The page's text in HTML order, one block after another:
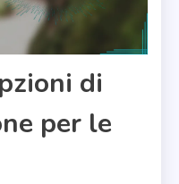
di
per le